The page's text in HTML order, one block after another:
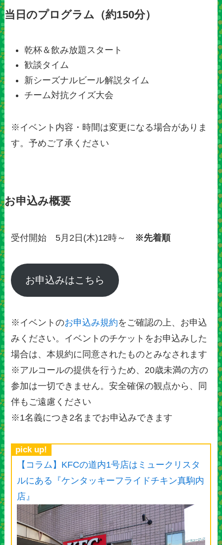
当日のプログラム（約150分）
乾杯＆飲み放題スタート
歓談タイム
新シーズナルビール解説タイム
チーム対抗クイズ大会
※イベント内容・時間は変更になる場合がありま
す。予めご了承ください
お申込み概要
受付開始 5月2日(木)12時～ ※先着順
お申込みはこちら
※イベントのお申込み規約をご確認の上、お申込
みください。イベントのチケットをお申込みした
場合は、本規約に同意されたものとみなされます
※アルコールの提供を行うため、20歳未満の方の
参加は一切できません。安全確保の観点から、同
伴もご遠慮ください
※1名義につき2名までお申込みできます
pick up!
【コラム】KFCの道内1号店はミュークリスタ
ルにある『ケンタッキーフライドチキン真駒内
店』